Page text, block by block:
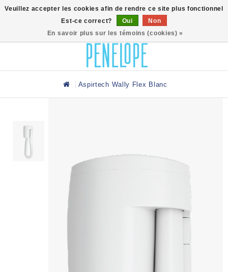
Aspirtech Wally Flex Blanc
Veuillez accepter les cookies afin de rendre ce site plus fonctionnel
Est-ce correct?
Oui
Non
En savoir plus sur les témoins (cookies) »